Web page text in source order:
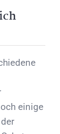
einige